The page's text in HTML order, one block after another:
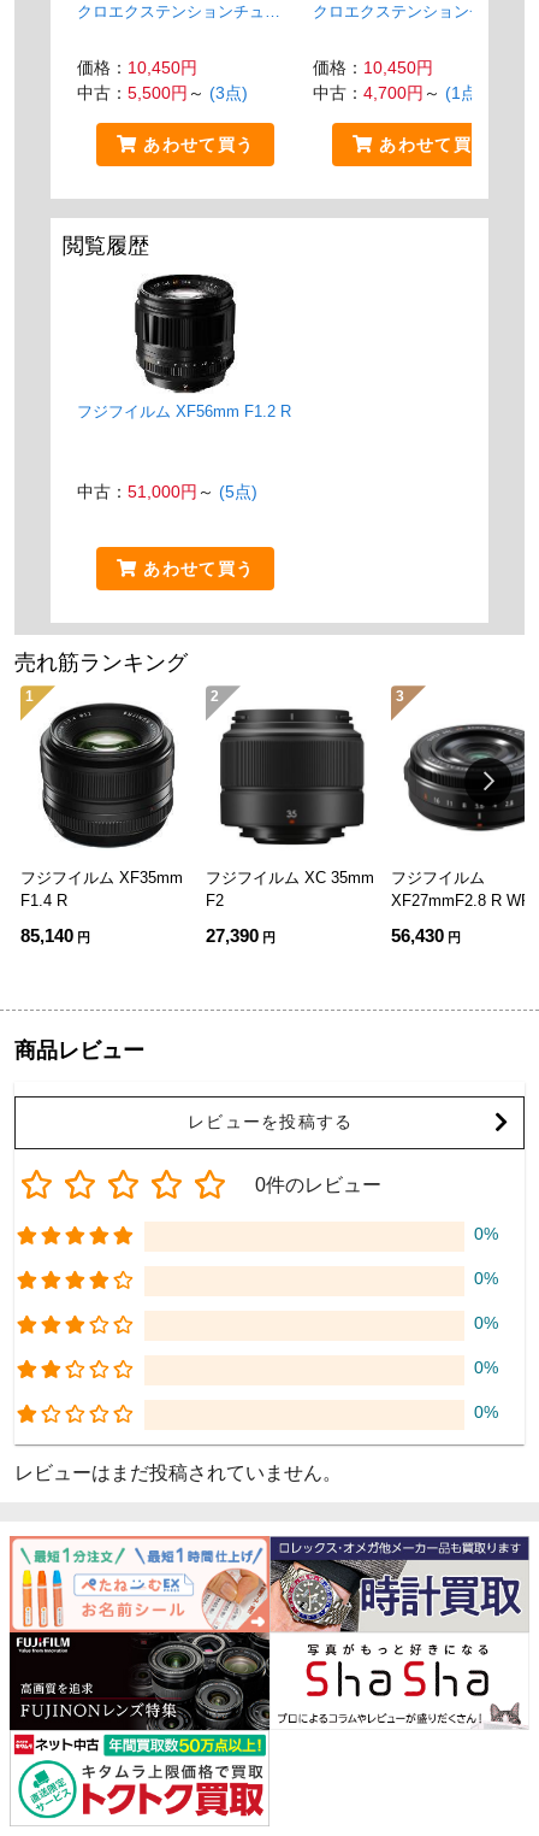
クロエクステンションチュー
価格： 10,450円
中古： 5,500円 ～ (3点)
あわせて買う
クロエクステンションチュー
価格： 10,450円
中古： 4,700円 ～ (1点)
あわせて買う
閲覧履歴
フジフイルム XF56mm F1.2 R
中古： 51,000円 ～ (5点)
あわせて買う
売れ筋ランキング
1
フジフイルム XF35mm
F1.4 R
85,140 円
2
フジフイルム XC 35mm
F2
27,390 円
3
フジフイルム
XF27mmF2.8 R WR
56,430 円
商品レビュー
レビューを投稿する
0件のレビュー
0%
0%
0%
0%
0%
レビューはまだ投稿されていません。